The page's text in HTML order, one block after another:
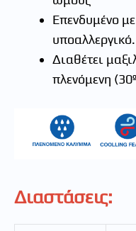
Επενδυμένο
υποαλλεργικό.
Διαθέτει
πλενόμενη
Διαστάσεις: